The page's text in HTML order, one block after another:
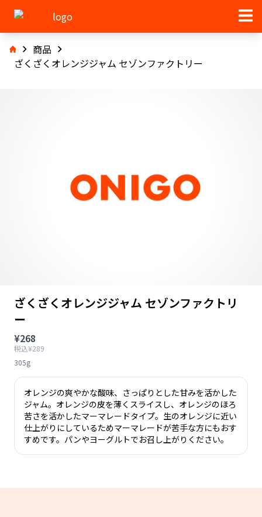
商品
ざくざくオレンジジャム セゾンファクトリー
ざくざくオレンジジャム セゾンファクトリ
ー
¥268
税込¥289
305g
オレンジの爽やかな酸味、さっぱりとした甘みを活かした
ジャム。オレンジの皮を薄くスライスし、オレンジのほろ
苦さを活かしたマーマレードタイプ。生のオレンジに近い
仕上がりにしているためマーマレードが苦手な方にもおす
すめです。パンやヨーグルトでお召し上がりください。